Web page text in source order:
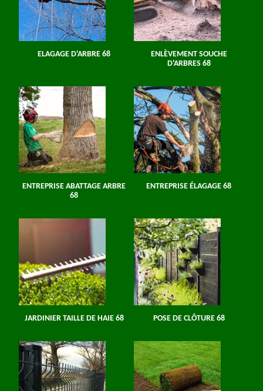
ELAGAGE D'ARBRE 68
ENLÈVEMENT SOUCHE
D'ARBRES 68
ENTREPRISE ABATTAGE ARBRE
68
ENTREPRISE ÉLAGAGE 68
JARDINIER TAILLE DE HAIE 68 POSE DE CLÔTURE 68